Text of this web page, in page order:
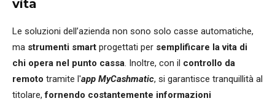
vita
Le soluzioni dell’azienda non sono solo casse automatiche,
ma strumenti smart progettati per semplificare la vita di
chi opera nel punto cassa . Inoltre, con il controllo da
remoto tramite l'app MyCashmatic, si garantisce tranquillità al
titolare,fornendo costantemente informazioni